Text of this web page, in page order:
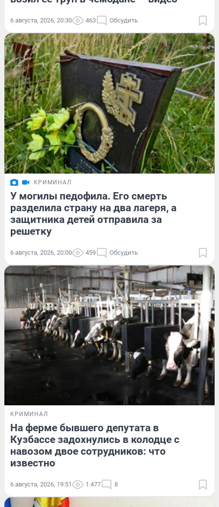
6 августа, 2026, 20:30 463 Обсудить
КРИМИНАЛ
У могилы педофила. Его смерть
разделила страну на два лагеря, а
защитника детей отправила за
решетку
6 августа, 2026, 20:00 459 Обсудить
КРИМИНАЛ
На ферме бывшего депутата в
Кузбассе задохнулись в колодце с
навозом двое сотрудников: что
известно
6 августа, 2026, 19:51 1 477 8